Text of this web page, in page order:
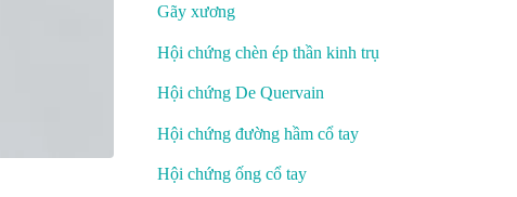
Gãy xương
Hội chứng chèn ép thần kinh trụ
Hội chứng De Quervain
Hội chứng đường hầm cổ tay
Hội chứng ống cổ tay